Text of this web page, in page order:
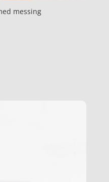
messing